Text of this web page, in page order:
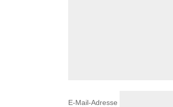
E-Mail-Adresse